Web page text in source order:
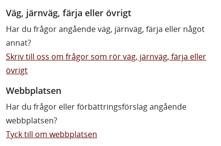
Väg, järnväg, färja eller övrigt
Har du frågor angående väg, järnväg, färja eller något
annat?
Skriv till oss om frågor som rör väg, järnväg, färja eller
övrigt
Webbplatsen
Har du frågor eller förbättringsförslag angående
webbplatsen?
Tyck till om webbplatsen